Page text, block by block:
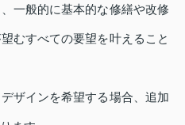
一般的に基本的な修繕や改修
むすべての要望を叶えること
ザインを希望する場合、追加